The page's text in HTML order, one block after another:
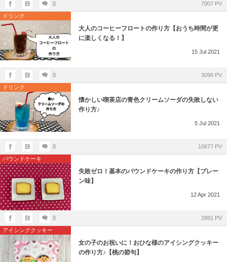
0
7007 PV
ドリンク
大人のコーヒーフロートの作り方【おうち時間が更
に楽しくなる！】
15 Jul 2021
0
3098 PV
ドリンク
懐かしい喫茶店の青色クリームソーダの失敗しない
作り方♪
5 Jul 2021
0
10677 PV
パウンドケーキ
失敗ゼロ！基本のパウンドケーキの作り方【プレー
ン味】
12Apr 2021
0
2891 PV
アイシングクッキー
女の子のお祝いに！おひな様のアイシングクッキー
の作り方♪【桃の節句】